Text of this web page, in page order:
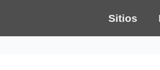
Sitios